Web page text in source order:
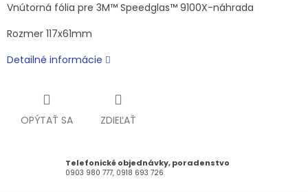
Vnútorná fólia pre 3M™ Speedglas™ 9100X-náhrada
Rozmer 117x61mm
Detailné informácie
OPÝTAŤ SA ZDIEĽAŤ
Telefonické objednávky, poradenstvo
0903 980 777, 0918 693 726